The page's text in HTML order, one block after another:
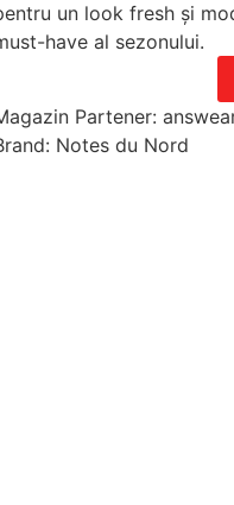
un look fresh și
have al sezonului.
Partener:
Notes du Nord